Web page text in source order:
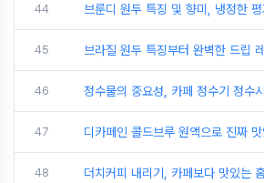
44 브룬디 원두 특징 및 향미, 냉정한
45 브라질 원두 특징부터 완벽한 드립
46 정수물의 중요성, 카페 정수기 정수
47 디카페인 콜드브루 원액으로 진짜
48 더치커피 내리기, 카페보다 맛있는